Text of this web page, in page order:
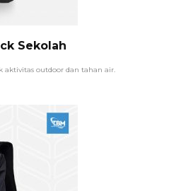
Sekolah
aktivitas outdoor dan tahan air.